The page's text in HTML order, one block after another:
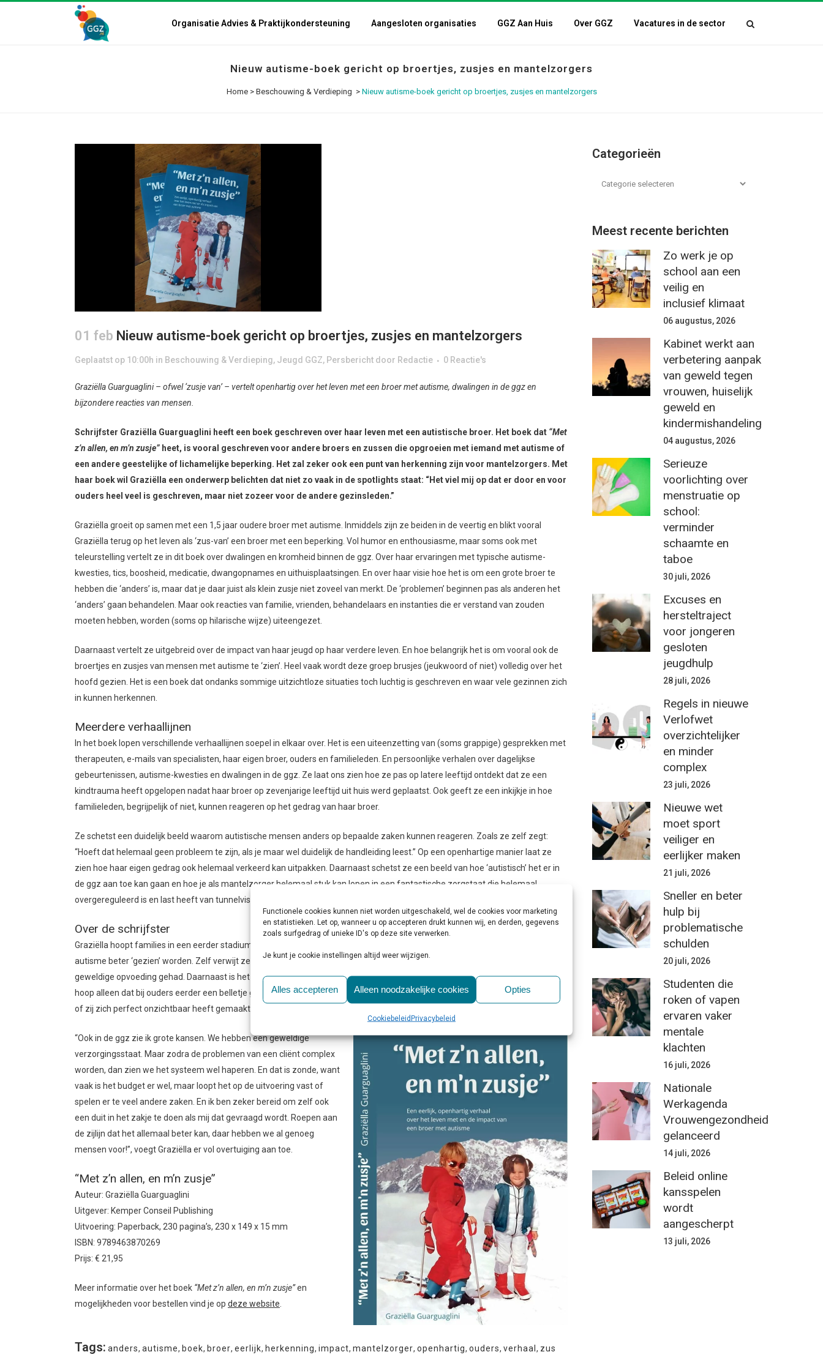
Functionele cookies kunnen niet worden uitgeschakeld, wel de cookies voor marketing
en statistieken. Let op, wanneer u op accepteren drukt kunnen wij, en derden, gegevens
zoals surfgedrag of unieke ID's op deze site verwerken.
Je kunt je cookie instellingen altijd weer wijzigen.
Alles accepteren Alleen noodzakelijke cookies Opties
CookiebeleidPrivacybeleid
Organisatie Advies & Praktijkondersteuning Aangesloten organisaties GGZ Aan Huis Over GGZ Vacatures in de sector
Nieuw autisme-boek gericht op broertjes, zusjes en mantelzorgers
Home> Beschouwing & Verdieping > Nieuw autisme-boek gericht op broertjes, zusjes en mantelzorgers
01 feb Nieuw autisme-boek gericht op broertjes, zusjes en mantelzorgers
Geplaatst op 10:00h in Beschouwing & Verdieping, Jeugd GGZ, Persbericht door Redactie 0 Reactie's
Graziëlla Guarguaglini – ofwel ‘zusje van’ – vertelt openhartig over het leven met een broer met autisme, dwalingen in de ggz en
bijzondere reacties van mensen.
Schrijfster Graziëlla Guarguaglini heeft een boek geschreven over haar leven met een autistische broer. Het boek dat “Met
z’n allen, en m’n zusje” heet, is vooral geschreven voor andere broers en zussen die opgroeien met iemand met autisme of
een andere geestelijke of lichamelijke beperking. Het zal zeker ook een punt van herkenning zijn voor mantelzorgers. Met
haar boek wil Graziëlla een onderwerp belichten dat niet zo vaak in de spotlights staat: “Het viel mij op dat er door en voor
ouders heel veel is geschreven, maar niet zozeer voor de andere gezinsleden.”
Graziëlla groeit op samen met een 1,5 jaar oudere broer met autisme. Inmiddels zijn ze beiden in de veertig en blikt vooral
Graziëlla terug op het leven als ‘zus-van’ een broer met een beperking. Vol humor en enthousiasme, maar soms ook met
teleurstelling vertelt ze in dit boek over dwalingen en kromheid binnen de ggz. Over haar ervaringen met typische autisme-
kwesties, tics, boosheid, medicatie, dwangopnames en uithuisplaatsingen. En over haar visie hoe het is om een grote broer te
hebben die ‘anders’ is, maar dat je daar juist als klein zusje niet zoveel van merkt. De ‘problemen’ beginnen pas als anderen het
‘anders’ gaan behandelen. Maar ook reacties van familie, vrienden, behandelaars en instanties die er verstand van zouden
moeten hebben, worden (soms op hilarische wijze) uiteengezet.
Daarnaast vertelt ze uitgebreid over de impact van haar jeugd op haar verdere leven. En hoe belangrijk het is om vooral ook de
broertjes en zusjes van mensen met autisme te ‘zien’. Heel vaak wordt deze groep brusjes (jeukwoord of niet) volledig over het
hoofd gezien. Het is een boek dat ondanks sommige uitzichtloze situaties toch luchtig is geschreven en waar vele gezinnen zich
in kunnen herkennen.
Meerdere verhaallijnen
In het boek lopen verschillende verhaallijnen soepel in elkaar over. Het is een uiteenzetting van (soms grappige) gesprekken met
therapeuten, e-mails van specialisten, haar eigen broer, ouders en familieleden. En persoonlijke verhalen over dagelijkse
gebeurtenissen, autisme-kwesties en dwalingen in de ggz. Ze laat ons zien hoe ze pas op latere leeftijd ontdekt dat ze een
kindtrauma heeft opgelopen nadat haar broer op zevenjarige leeftijd uit huis werd geplaatst. Ook geeft ze een inkijkje in hoe
familieleden, begrijpelijk of niet, kunnen reageren op het gedrag van haar broer.
Ze schetst een duidelijk beeld waarom autistische mensen anders op bepaalde zaken kunnen reageren. Zoals ze zelf zegt:
“Hoeft dat helemaal geen probleem te zijn, als je maar wel duidelijk de handleiding leest.” Op een openhartige manier laat ze
zien hoe haar eigen gedrag ook helemaal verkeerd kan uitpakken. Daarnaast schetst ze een beeld van hoe ‘autistisch’ het er in
de ggz aan toe kan gaan en hoe je als mantelzorger helemaal stuk kan lopen in een fantastische zorgstaat die helemaal
overgereguleerd is en last heeft van tunnelvisie.
Over de schrijfster
Graziëlla hoopt families in een eerder stadium te kunnen attenderen op het belang dat ook de andere kinderen in een gezin met
autisme beter ‘gezien’ worden. Zelf verwijt ze niemand iets. “De zaken gaan hoe ze gaan en ik heb geweldige ouders en een
geweldige opvoeding gehad. Daarnaast is het logisch dat de aandacht gaat naar de persoon die dat het meest nodig heeft. Ik
hoop alleen dat bij ouders eerder een belletje gaat rinkelen, juist als het brusje ‘zo lekker meekomt’. Dat is vaak een teken dat hij
of zij zich perfect onzichtbaar heeft gemaakt om geen extra zorgen te veroorzaken bij ouders”, legt Graziëlla uit.
“Ook in de ggz zie ik grote kansen. We hebben een geweldige
verzorgingsstaat. Maar zodra de problemen van een cliënt complex
worden, dan zien we het systeem wel haperen. En dat is zonde, want
vaak is het budget er wel, maar loopt het op de uitvoering vast of
spelen er te veel andere zaken. En ik ben zeker bereid om zelf ook
een duit in het zakje te doen als mij dat gevraagd wordt. Roepen aan
de zijlijn dat het allemaal beter kan, daar hebben we al genoeg
mensen voor!”, voegt Graziëlla er vol overtuiging aan toe.
“Met z’n allen, en m’n zusje”
Auteur: Graziëlla Guarguaglini
Uitgever: Kemper Conseil Publishing
Uitvoering: Paperback, 230 pagina’s, 230 x 149 x 15 mm
ISBN: 9789463870269
Prijs: € 21,95
Meer informatie over het boek “Met z’n allen, en m’n zusje”en
mogelijkheden voor bestellen vind je op deze website.
Tags: anders, autisme, boek, broer, eerlijk, herkenning, impact, mantelzorger, openhartig, ouders, verhaal , zus
Categorieën
Meest recente berichten
Zo werk je op
school aan een
veilig en
inclusief klimaat
06 augustus, 2026
Kabinet werkt aan
verbetering aanpak
van geweld tegen
vrouwen, huiselijk
geweld en
kindermishandeling
04 augustus, 2026
Serieuze
voorlichting over
menstruatie op
school:
verminder
schaamte en
taboe
30 juli, 2026
Excuses en
hersteltraject
voor jongeren
gesloten
jeugdhulp
28 juli, 2026
Regels in nieuwe
Verlofwet
overzichtelijker
en minder
complex
23 juli, 2026
Nieuwe wet
moet sport
veiliger en
eerlijker maken
21 juli, 2026
Sneller en beter
hulp bij
problematische
schulden
20 juli, 2026
Studenten die
roken of vapen
ervaren vaker
mentale
klachten
16 juli, 2026
Nationale
Werkagenda
Vrouwengezondheid
gelanceerd
14 juli, 2026
Beleid online
kansspelen
wordt
aangescherpt
13 juli, 2026